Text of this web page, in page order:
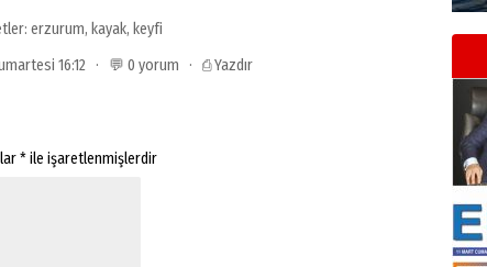
erzurum, kayak, keyfi
16:12 · 💬 0 yorum · ⎙ Yazdır
*ile işaretlenmişlerdir